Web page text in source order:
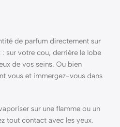
de parfum directement sur
: sur votre cou, derrière le lobe
de vos seins. Ou bien
vous et immergez-vous dans
sur une flamme ou un
tout contact avec les yeux.